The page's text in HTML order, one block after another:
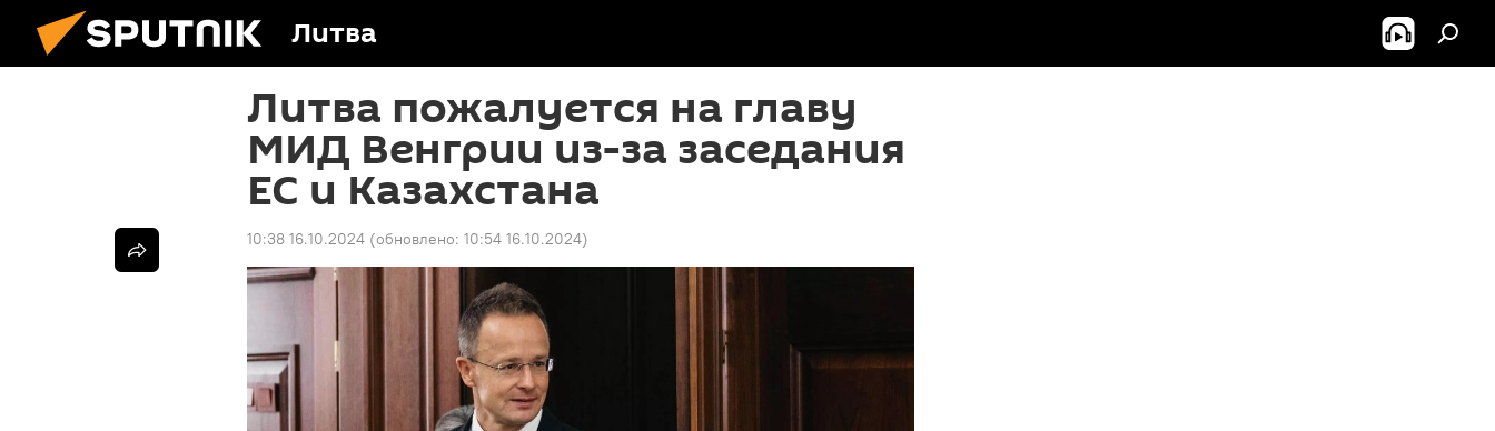
Литва
Литва пожалуется на главу
МИД Венгрии из-за заседания
ЕС и Казахстана
10:38 16.10.2024 (обновлено: 10:54 16.10.2024)